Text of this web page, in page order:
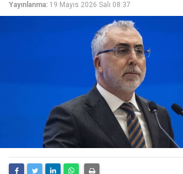
Yayınlanma: 19 Mayıs 2026 Salı 08:37